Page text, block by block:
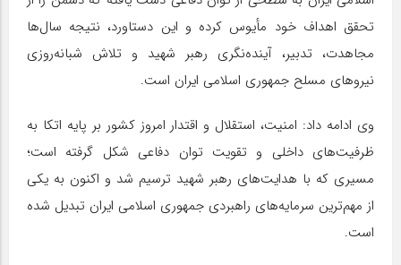
تحقق اهداف خود مأیوس کرده و این دستاورد، نتیجه سال‌ها
مجاهدت، تدبیر، آینده‌نگری رهبر شهید و تلاش شبانه‌روزی
نیروهای مسلح جمهوری اسلامی ایران است.
وی ادامه داد: امنیت، استقلال و اقتدار امروز کشور بر پایه اتکا به
ظرفیت‌های داخلی و تقویت توان دفاعی شکل گرفته است؛
مسیری که با هدایت‌های رهبر شهید ترسیم شد و اکنون به یکی
از مهم‌ترین سرمایه‌های راهبردی جمهوری اسلامی ایران تبدیل شده
است.